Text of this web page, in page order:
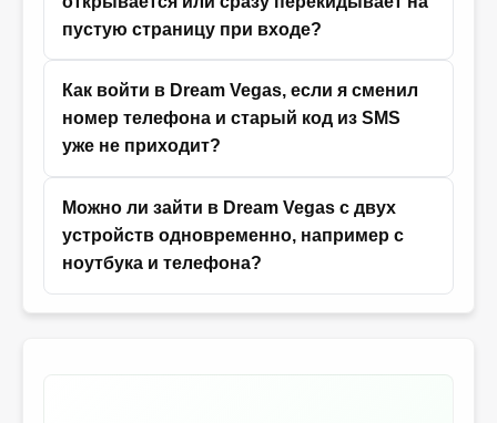
пустую страницу при входе?
Как войти в Dream Vegas, если я сменил
номер телефона и старый код из SMS
уже не приходит?
Можно ли зайти в Dream Vegas с двух
устройств одновременно, например с
ноутбука и телефона?